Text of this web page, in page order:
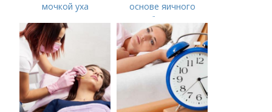
мочкой уха
основе яичного
белка